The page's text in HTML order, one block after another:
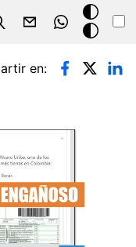
Modo
oscuro
en: